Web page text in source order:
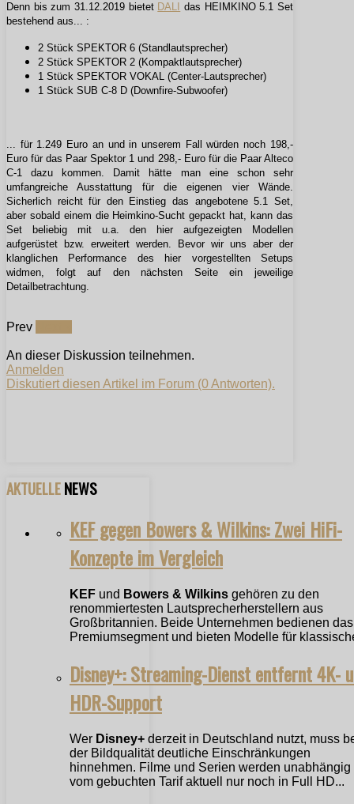
Denn bis zum 31.12.2019 bietet DALI das HEIMKINO 5.1 Set
bestehend aus... :
2 Stück SPEKTOR 6 (Standlautsprecher)
2 Stück SPEKTOR 2 (Kompaktlautsprecher)
1 Stück SPEKTOR VOKAL (Center-Lautsprecher)
1 Stück SUB C-8 D (Downfire-Subwoofer)
... für 1.249 Euro an und in unserem Fall würden noch 198,-
Euro für das Paar Spektor 1 und 298,- Euro für die Paar Alteco
C-1 dazu kommen. Damit hätte man eine schon sehr
umfangreiche Ausstattung für die eigenen vier Wände.
Sicherlich reicht für den Einstieg das angebotene 5.1 Set,
aber sobald einem die Heimkino-Sucht gepackt hat, kann das
Set beliebig mit u.a. den hier aufgezeigten Modellen
aufgerüstet bzw. erweitert werden. Bevor wir uns aber der
klanglichen Performance des hier vorgestellten Setups
widmen, folgt auf den nächsten Seite ein jeweilige
Detailbetrachtung.
Prev
An dieser Diskussion teilnehmen.
Anmelden
Diskutiert diesen Artikel im Forum (0 Antworten).
AKTUELLENEWS
KEF gegen Bowers & Wilkins: Zwei HiFi-
Konzepte im Vergleich
KEF und Bowers & Wilkins gehören zu den
renommiertesten Lautsprecherherstellern aus
Großbritannien. Beide Unternehmen bedienen das
Premiumsegment und bieten Modelle für
Disney+: Streaming-Dienst entfernt 4K-
HDR-Support
Wer Disney+ derzeit in Deutschland nutzt, muss
der Bildqualität deutliche Einschränkungen
hinnehmen. Filme und Serien werden unabhängig
vom gebuchten Tarif aktuell nur noch in Full HD...